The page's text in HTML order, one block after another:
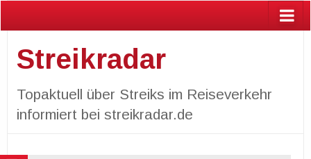
Streikradar
Topaktuell über Streiks im Reiseverkehr
informiert bei streikradar.de